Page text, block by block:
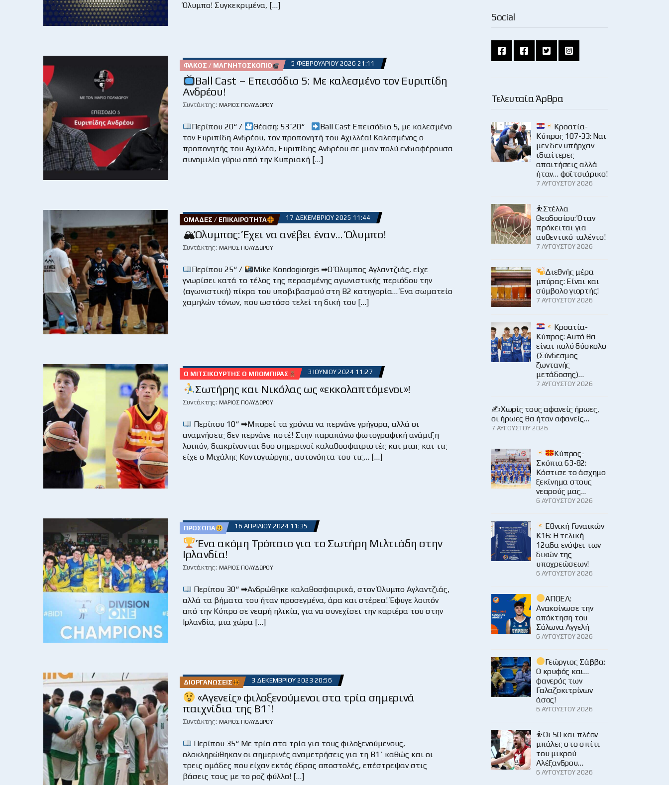
Όλυμπο! Συγκεκριμένα, […]
ΦΑΚΌΣ / ΜΑΓΝΗΤΟΣΚΌΠΙΟ 5 ΦΕΒΡΟΥΑΡΊΟΥ 2026 21:11
Ball Cast – Επεισόδιο 5: Mε καλεσμένο τον Ευριπίδη
Ανδρέου!
Συντάκτης: ΜΆΡΙΟΣ ΠΟΛΥΔΏΡΟΥ
Περίπου 20“ / Θέαση: 53`20“
Ball Cast Επεισόδιο 5, με καλεσμένο
τον Ευριπίδη Ανδρέου, τον προπονητή του Αχιλλέα! Καλεσμένος ο
προπονητής του Αχιλλέα, Ευριπίδης Ανδρέου σε μιαν πολύ ενδιαφέρουσα
συνομιλία γύρω από την Κυπριακή […]
ΟΜΆΔΕΣ / ΕΠΙΚΑΙΡΌΤΗΤΑ 17 ΔΕΚΕΜΒΡΊΟΥ 2025 11:44
🏔Όλυμπος: Έχει να ανέβει έναν… Όλυμπο!
Συντάκτης: ΜΆΡΙΟΣ ΠΟΛΥΔΏΡΟΥ
Περίπου 25“ /
Mike Kondogiorgis ➡Ο Όλυμπος Αγλαντζιάς, είχε
γνωρίσει κατά το τέλος της περασμένης αγωνιστικής περιόδου την
(αγωνιστική) πίκρα του υποβιβασμού στη Β2 κατηγορία… Ένα σωματείο
χαμηλών τόνων, που ωστόσο τελεί τη δική του […]
Ο ΜΙΤΣΙΚΟΥΡΤΉΣ Ο ΜΠΌΜΠΙΡΑΣ 3 ΙΟΥΝΊΟΥ 2024 11:27
Σωτήρης και Νικόλας ως «εκκολαπτόμενοι»!
Συντάκτης: ΜΆΡΙΟΣ ΠΟΛΥΔΏΡΟΥ
Περίπου 10“ ➡Μπορεί τα χρόνια να περνάνε γρήγορα, αλλά οι
αναμνήσεις δεν περνάνε ποτέ! Στην παραπάνω φωτογραφική ανάμιξη
λοιπόν, διακρίνονται δυο σημερινοί καλαθοσφαιριστές και μιας και τις
είχε ο Μιχάλης Κοντογιώργης, αυτονόητα του τις… […]
ΠΡΌΣΩΠΑ 16 ΑΠΡΙΛΊΟΥ 2024 11:35
Ένα ακόμη Τρόπαιο για το Σωτήρη Μιλτιάδη στην
Ιρλανδία!
Συντάκτης: ΜΆΡΙΟΣ ΠΟΛΥΔΏΡΟΥ
Περίπου 30“ ➡Ανδρώθηκε καλαθοσφαιρικά, στον Όλυμπο Αγλαντζιάς,
αλλά τα βήματα του ήταν προσεγμένα, άρα και στέρεα! Έφυγε λοιπόν
από την Κύπρο σε νεαρή ηλικία, για να συνεχίσει την καριέρα του στην
Ιρλανδία, μια χώρα […]
ΔΙΟΡΓΑΝΏΣΕΙΣ 3 ΔΕΚΕΜΒΡΊΟΥ 2023 20:56
«Αγενείς» φιλοξενούμενοι στα τρία σημερινά
παιχνίδια της Β1`!
Συντάκτης: ΜΆΡΙΟΣ ΠΟΛΥΔΏΡΟΥ
Περίπου 35“ Με τρία στα τρία για τους φιλοξενούμενους,
ολοκληρώθηκαν οι σημερινές αναμετρήσεις για τη Β1` καθώς και οι
τρεις ομάδες που είχαν εκτός έδρας αποστολές, επέστρεψαν στις
βάσεις τους με το ροζ φύλλο! […]
Social
Τελευταία Άρθρα
Κροατία-
Κύπρος 107-33: Ναι
μεν δεν υπήρχαν
ιδιαίτερες
απαιτήσεις αλλά
ήταν… φοϊτσιάρικο!
7 ΑΥΓΟΎΣΤΟΥ 2026
⛹️Στέλλα
Θεοδοσίου: Όταν
πρόκειται για
αυθεντικό ταλέντο!
7 ΑΥΓΟΎΣΤΟΥ 2026
Διεθνής μέρα
μπύρας: Είναι και
σύμβολο γιορτής!
7 ΑΥΓΟΎΣΤΟΥ 2026
Κροατία-
Κύπρος: Αυτό θα
είναι πολύ δύσκολο
(Σύνδεσμος
ζωντανής
μετάδοσης)…
7 ΑΥΓΟΎΣΤΟΥ 2026
✍️Χωρίς τους αφανείς ήρωες,
οι ήρωες θα ήταν αφανείς…
7 ΑΥΓΟΎΣΤΟΥ 2026
Κύπρος-
Σκόπια 63-82:
Κόστισε το άσχημο
ξεκίνημα στους
νεαρούς μας…
6 ΑΥΓΟΎΣΤΟΥ 2026
Εθνική Γυναικών
Κ16: Η τελική
12αδα ενόψει των
δικών της
υποχρεώσεων!
6 ΑΥΓΟΎΣΤΟΥ 2026
ΑΠΟΕΛ:
Ανακοίνωσε την
απόκτηση του
Σόλωνα Αγγελή
6 ΑΥΓΟΎΣΤΟΥ 2026
Γεώργιος Σάββα:
Ο κρυφός και…
φανερός των
Γαλαζοκιτρίνων
άσος!
6 ΑΥΓΟΎΣΤΟΥ 2026
⛹️Οι 50 και πλέον
μπάλες στο σπίτι
του μικρού
Αλέξανδρου…
6 ΑΥΓΟΎΣΤΟΥ 2026